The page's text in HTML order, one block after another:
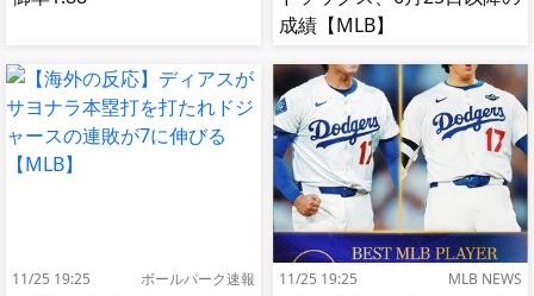
成績【MLB】
11/25 19:25 ボールパーク速報 11/25 19:25 MLB NEWS